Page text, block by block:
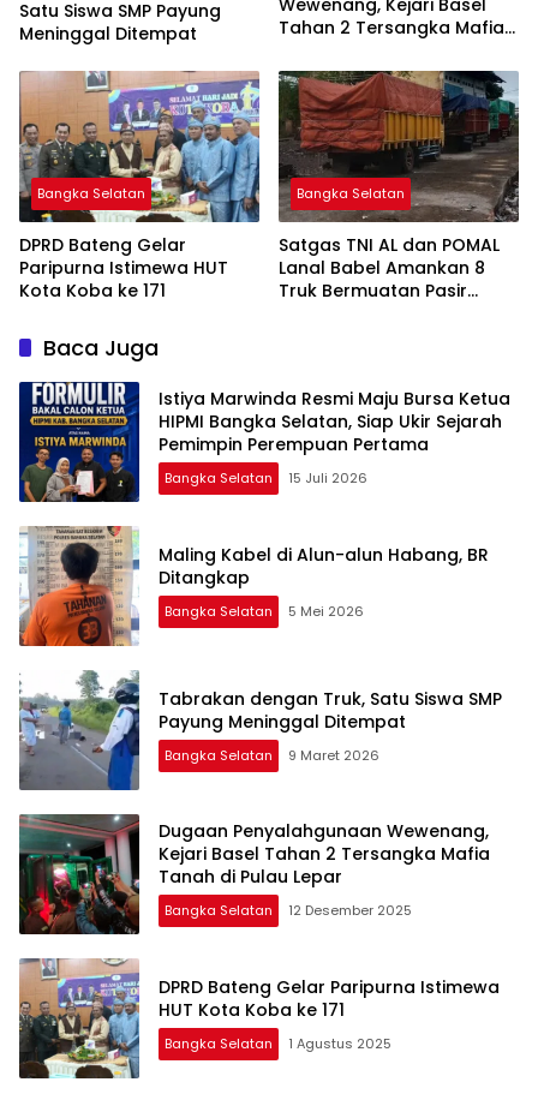
Satu Siswa SMP Payung
Meninggal Ditempat
Tahan 2 Tersangka Mafia
Bangka Selatan
DPRD Bateng Gelar
Paripurna Istimewa HUT
Kota Koba ke 171
Bangka Selatan
Satgas TNI AL dan POMAL
Lanal Babel Amankan 8
Truk Bermuatan Pasir
Baca Juga
Istiya Marwinda Resmi Maju Bursa Ketua
HIPMI Bangka Selatan, Siap Ukir Sejarah
Pemimpin Perempuan Pertama
Bangka Selatan 15 Juli 2026
Maling Kabel di Alun-alun Habang, BR
Ditangkap
Bangka Selatan 5 Mei 2026
Tabrakan dengan Truk, Satu Siswa SMP
Payung Meninggal Ditempat
Bangka Selatan 9 Maret 2026
Dugaan Penyalahgunaan Wewenang,
Kejari Basel Tahan 2 Tersangka Mafia
Tanah di Pulau Lepar
Bangka Selatan 12 Desember 2025
DPRD Bateng Gelar Paripurna Istimewa
HUT Kota Koba ke 171
Bangka Selatan 1 Agustus 2025